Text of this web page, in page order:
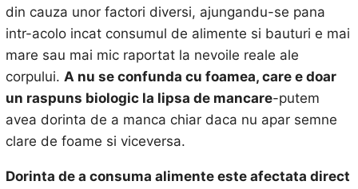
din cauza unor factori diversi, ajungandu-se pana
intr-acolo incat consumul de alimente si bauturi e mai
mare sau mai mic raportat la nevoile reale ale
corpului. A nu se confunda cu foamea, care e doar
un raspuns biologic la lipsa de mancare-putem
avea dorinta de a manca chiar daca nu apar semne
clare de foame si viceversa.
Dorinta de a consuma alimente este afectata direct